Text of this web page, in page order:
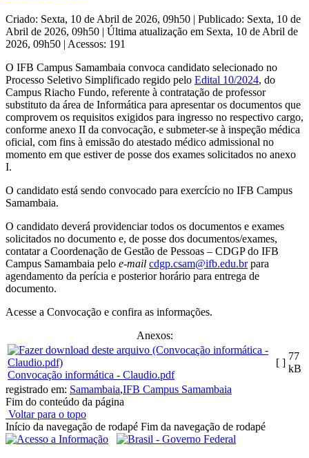
Criado: Sexta, 10 de Abril de 2026, 09h50 | Publicado: Sexta, 10 de
Abril de 2026, 09h50 | Última atualização em Sexta, 10 de Abril de
2026, 09h50 | Acessos: 191
O IFB Campus Samambaia convoca candidato selecionado no
Processo Seletivo Simplificado regido pelo Edital 10/2024, do
Campus Riacho Fundo, referente à contratação de professor
substituto da área de Informática para apresentar os documentos que
comprovem os requisitos exigidos para ingresso no respectivo cargo,
conforme anexo II da convocação, e submeter-se à inspeção médica
oficial, com fins à emissão do atestado médico admissional no
momento em que estiver de posse dos exames solicitados no anexo
I.
O candidato está sendo convocado para exercício no IFB Campus
Samambaia.
O candidato deverá providenciar todos os documentos e exames
solicitados no documento e, de posse dos documentos/exames,
contatar a Coordenação de Gestão de Pessoas – CDGP do IFB
Campus Samambaia pelo e-mail cdgp.csam@ifb.edu.brpara
agendamento da perícia e posterior horário para entrega de
documento.
Acesse a Convocação e confira as informações.
Anexos:
Convocação informática - Claudio.pdf
[ ]
77
kB
registrado em: Samambaia,IFB Campus Samambaia
Fim do conteúdo da página
Voltar para o topo
Início da navegação de rodapé Fim da navegação de rodapé